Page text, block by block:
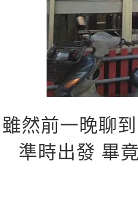
雖然前一晚聊
準時出發 畢